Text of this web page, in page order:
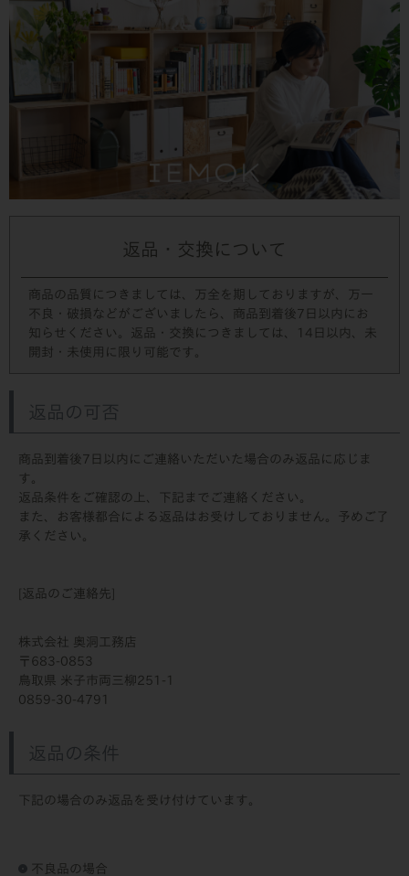
返品・交換について
商品の品質につきましては、万全を期しておりますが、万一
不良・破損などがございましたら、商品到着後7日以内にお
知らせください。返品・交換につきましては、14日以内、未
開封・未使用に限り可能です。
返品の可否
商品到着後7日以内にご連絡いただいた場合のみ返品に応じま
す。
返品条件をご確認の上、下記までご連絡ください。
また、お客様都合による返品はお受けしておりません。予めご了
承ください。
[返品のご連絡先]
株式会社 奥洞工務店
683-0853
鳥取県 米子市両三柳251-1
0859-30-4791
返品の条件
下記の場合のみ返品を受け付けています。
不良品の場合